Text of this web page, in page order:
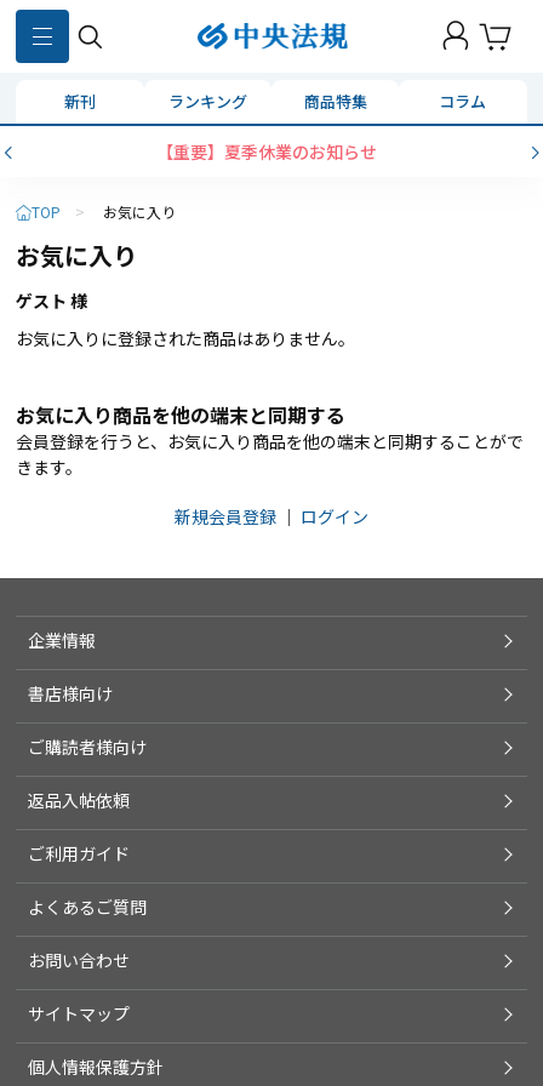
新刊 ランキング 商品特集 コラム
【重要】夏季休業のお知らせ
TOP > お気に入り
お気に入り
ゲスト 様
お気に入りに登録された商品はありません。
お気に入り商品を他の端末と同期する
会員登録を行うと、お気に入り商品を他の端末と同期することがで
きます。
新規会員登録 ｜ ログイン
企業情報
書店様向け
ご購読者様向け
返品入帖依頼
ご利用ガイド
よくあるご質問
お問い合わせ
サイトマップ
個人情報保護方針